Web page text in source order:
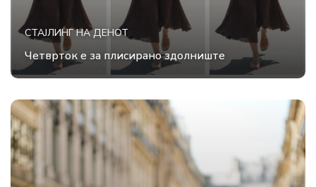
СТАЈЛИНГ НА ДЕНОТ
Четврток е за плисирано здолниште